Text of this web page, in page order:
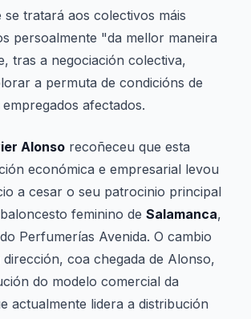
se tratará aos colectivos máis
persoalmente "da mellor maneira
tras a negociación colectiva,
a permuta de condicións de
afectados.
Alonso recoñeceu que esta
económica e empresarial levou
a cesar o seu patrocinio principal
feminino de Salamanca,
Perfumerías Avenida. O cambio
coa chegada de Alonso,
do modelo comercial da
actualmente lidera a distribución